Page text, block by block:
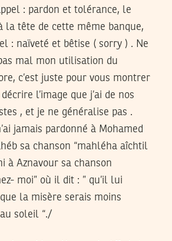
: pardon et tolérance, le
la tête de cette même banque,
: naïveté et bêtise ( sorry ) . Ne
mal mon utilisation du
c’est juste pour vous montrer
l’image que j’ai de nos
, et je ne généralise pas .
jamais pardonné à Mohamed
sa chanson “mahléha aîchtil
à Aznavour sa chanson
moi” où il dit : ” qu’il lui
la misère serais moins
soleil “./